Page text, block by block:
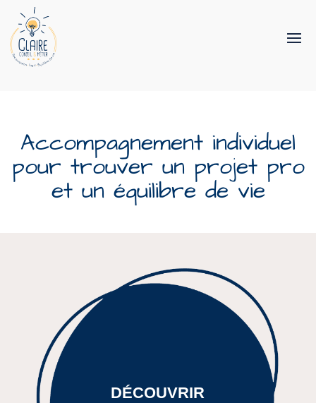
Accompagnement individuel
pour trouver un projet pro
et un équilibre de vie
DÉCOUVRIR